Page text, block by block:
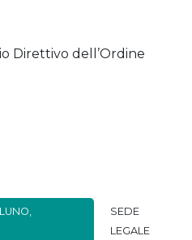
Direttivo dell’Ordine
SEDE
LEGALE